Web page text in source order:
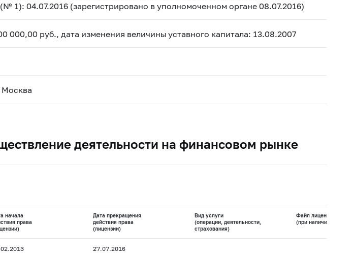
1): 04.07.2016 (зарегистрировано в уполномоченном органе 08.07.2016)
000,00 руб., дата изменения величины уставного капитала: 13.08.2007
Москва
деятельности на финансовом рынке
начала
права
Дата прекращения
действия права
(лицензии)
Вид услуги
(операции, деятельности,
страхования)
Файл лицензии
(при наличии)
27.07.2016